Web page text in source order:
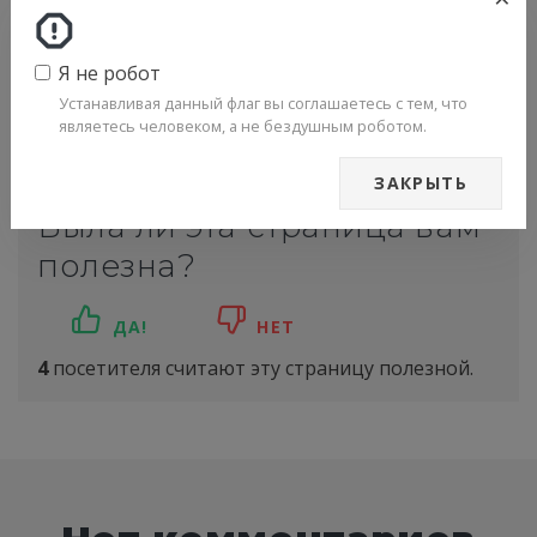
20
часть 20
Была ли эта страница вам
полезна?
ДА! НЕТ
4посетителя считают эту страницу полезной.
Я не робот
Устанавливая данный флаг вы соглашаетесь с тем, что
являетесь человеком, а не бездушным роботом.
ЗАКРЫТЬ